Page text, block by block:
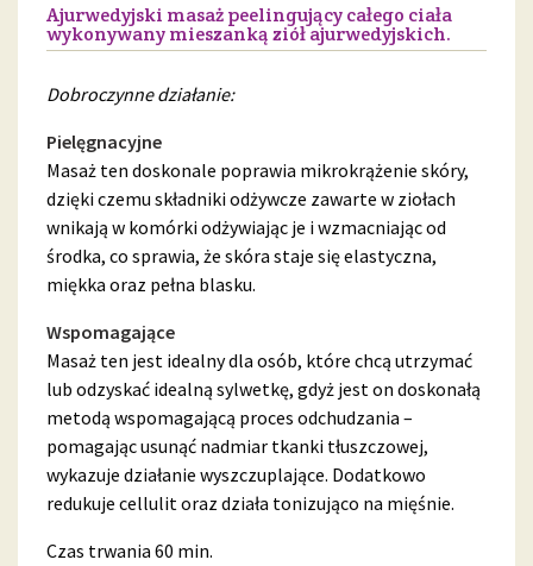
Ajurwedyjski masaż peelingujący całego ciała
wykonywany mieszanką ziół ajurwedyjskich.
Dobroczynne działanie:
Pielęgnacyjne
Masaż ten doskonale poprawia mikrokrążenie skóry,
dzięki czemu składniki odżywcze zawarte w ziołach
wnikają w komórki odżywiając je i wzmacniając od
środka, co sprawia, że skóra staje się elastyczna,
miękka oraz pełna blasku.
Wspomagające
Masaż ten jest idealny dla osób, które chcą utrzymać
lub odzyskać idealną sylwetkę, gdyż jest on doskonałą
metodą wspomagającą proces odchudzania –
pomagając usunąć nadmiar tkanki tłuszczowej,
wykazuje działanie wyszczuplające. Dodatkowo
redukuje cellulit oraz działa tonizująco na mięśnie.
Czas trwania 60 min.